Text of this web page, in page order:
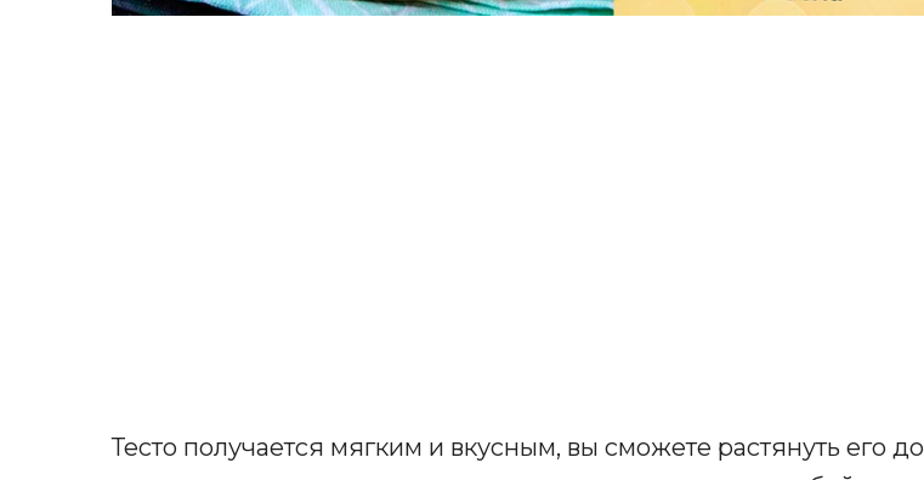
Тесто получается мягким и вкусным, вы сможете растянуть его до